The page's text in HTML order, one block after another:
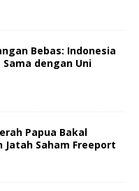
Bebas: Indonesia
dengan Uni
Papua Bakal
Jatah Saham Freeport